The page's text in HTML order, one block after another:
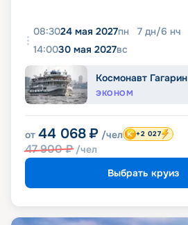
08:3024 мая 2027пн 7 дн/6 нч
14:0030 мая 2027вс
Космонавт Гагарин
ЭКОНОМ
от 44 068 ₽ /чел
47 900₽ /чел
+2 027
Выбрать круиз